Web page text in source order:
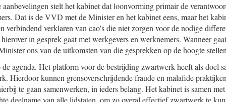
aanbevelingen stelt het kabinet dat loonvorming primair de
Dat is de VVD met de Minister en het kabinet eens, maar het
verbindend verklaren van cao's die niet zorgen voor de nodige
in gesprek gaat met werkgevers en werknemers. Wanneer
ons van de uitkomsten van die gesprekken op de hoogte
agenda. Het platform voor de bestrijding zwartwerk heeft als doel
Hierdoor kunnen grensoverschrijdende fraude en malafide
te gaan samenwerken, in ieders belang. Het kabinet is samen
deelname van alle lidstaten, om zo overal effectief zwartwerk te